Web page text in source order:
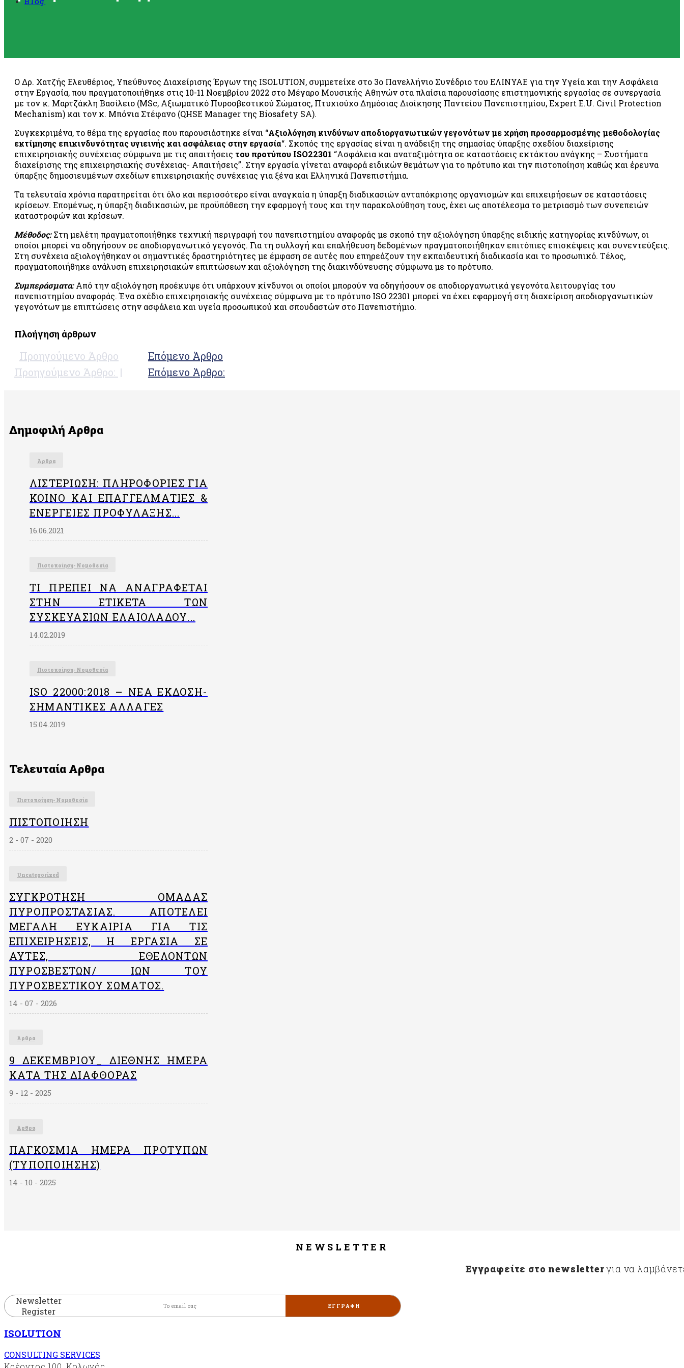
2»
«ISO 45001»
Council®)
της δωροδοκίας
Ο Δρ. Χατζής Ελευθέριος, Υπεύθυνος Διαχείρισης Έργων της ISOLUTION, συμμετείχε στο 3ο Πανελλήνιο Συνέδριο του ΕΛΙΝΥΑΕ για την Υγεία και την Ασφάλεια
στην Εργασία, που πραγματοποιήθηκε στις 10-11 Νοεμβρίου 2022 στο Μέγαρο Μουσικής Αθηνών στα πλαίσια παρουσίασης επιστημονικής εργασίας σε συνεργασία
με τον κ. Μαρτζάκλη Βασίλειο (MSc, Αξιωματικό Πυροσβεστικού Σώματος, Πτυχιούχο Δημόσιας Διοίκησης Παντείου Πανεπιστημίου, Expert E.U. Civil Protection
Mechanism) και τον κ. Μπόνια Στέφανο (QHSE Manager της Biosafety SA).
Συγκεκριμένα, το θέμα της εργασίας που παρουσιάστηκε είναι “Αξιολόγηση κινδύνων αποδιοργανωτικών γεγονότων με χρήση προσαρμοσμένης μεθοδολογίας
εκτίμησης επικινδυνότητας υγιεινής και ασφάλειας στην εργασία“. Σκοπός της εργασίας είναι η ανάδειξη της σημασίας ύπαρξης σχεδίου διαχείρισης
επιχειρησιακής συνέχειας σύμφωνα με τις απαιτήσεις του προτύπου ISO22301 “Ασφάλεια και αναταξιμότητα σε καταστάσεις εκτάκτου ανάγκης – Συστήματα
διαχείρισης της επιχειρησιακής συνέχειας- Απαιτήσεις”. Στην εργασία γίνεται αναφορά ειδικών θεμάτων για το πρότυπο και την πιστοποίηση καθώς και έρευνα
ύπαρξης δημοσιευμένων σχεδίων επιχειρησιακής συνέχειας για ξένα και Ελληνικά Πανεπιστήμια.
Τα τελευταία χρόνια παρατηρείται ότι όλο και περισσότερο είναι αναγκαία η ύπαρξη διαδικασιών ανταπόκρισης οργανισμών και επιχειρήσεων σε καταστάσεις
κρίσεων. Επομένως, η ύπαρξη διαδικασιών, με προϋπόθεση την εφαρμογή τους και την παρακολούθηση τους, έχει ως αποτέλεσμα το μετριασμό των συνεπειών
καταστροφών και κρίσεων.
Μέθοδος: Στη μελέτη πραγματοποιήθηκε τεχνική περιγραφή του πανεπιστημίου αναφοράς με σκοπό την αξιολόγηση ύπαρξης ειδικής κατηγορίας κινδύνων, οι
οποίοι μπορεί να οδηγήσουν σε αποδιοργανωτικό γεγονός. Για τη συλλογή και επαλήθευση δεδομένων πραγματοποιήθηκαν επιτόπιες επισκέψεις και συνεντεύξεις.
Στη συνέχεια αξιολογήθηκαν οι σημαντικές δραστηριότητες με έμφαση σε αυτές που επηρεάζουν την εκπαιδευτική διαδικασία και το προσωπικό. Τέλος,
πραγματοποιήθηκε ανάλυση επιχειρησιακών επιπτώσεων και αξιολόγηση της διακινδύνευσης σύμφωνα με το πρότυπο.
Συμπεράσματα: Από την αξιολόγηση προέκυψε ότι υπάρχουν κίνδυνοι οι οποίοι μπορούν να οδηγήσουν σε αποδιοργανωτικά γεγονότα λειτουργίας του
πανεπιστημίου αναφοράς. Ένα σχέδιο επιχειρησιακής συνέχειας σύμφωνα με το πρότυπο ISO 22301 μπορεί να έχει εφαρμογή στη διαχείριση αποδιοργανωτικών
γεγονότων με επιπτώσεις στην ασφάλεια και υγεία προσωπικού και σπουδαστών στο Πανεπιστήμιο.
Πλοήγηση άρθρων
Προηγούμενο Άρθρο
Προηγούμενο Άρθρο:
Επόμενο Άρθρο
Επόμενο Άρθρο:
Δημοφιλή Αρθρα
Άρθρα
ΛΙΣΤΕΡΊΩΣΗ: ΠΛΗΡΟΦΟΡΊΕΣ ΓΙΑ
ΚΟΙΝΌ ΚΑΙ ΕΠΑΓΓΕΛΜΑΤΊΕΣ &
ΕΝΈΡΓΕΙΕΣ ΠΡΟΦΎΛΑΞΗΣ...
16.06.2021
Πιστοποίηση- Νομοθεσία
ΤΙ ΠΡΈΠΕΙ ΝΑ ΑΝΑΓΡΆΦΕΤΑΙ
ΣΤΗΝ EΤΙΚΈΤΑ ΤΩΝ
ΣΥΣΚΕΥΑΣΙΏΝ ΕΛΑΙΟΛΆΔΟΥ...
14.02.2019
Πιστοποίηση- Νομοθεσία
ISO 22000:2018 – ΝΈΑ ΈΚΔΟΣΗ-
ΣΗΜΑΝΤΙΚΈΣ ΑΛΛΑΓΈΣ
15.04.2019
Τελευταία Αρθρα
Πιστοποίηση- Νομοθεσία
ΠΙΣΤΟΠΟΊΗΣΗ
2 - 07 - 2020
Uncategorized
ΣΥΓΚΡΌΤΗΣΗ ΟΜΆΔΑΣ
ΠΥΡΟΠΡΟΣΤΑΣΊΑΣ. ΑΠΟΤΕΛΕΊ
ΜΕΓΆΛΗ ΕΥΚΑΙΡΊΑ ΓΙΑ ΤΙΣ
ΕΠΙΧΕΙΡΉΣΕΙΣ, Η ΕΡΓΑΣΊΑ ΣΕ
ΑΥΤΈΣ, ΕΘΕΛΟΝΤΏΝ
ΠΥΡΟΣΒΕΣΤΏΝ/ ΙΏΝ ΤΟΥ
ΠΥΡΟΣΒΕΣΤΙΚΟΎ ΣΏΜΑΤΟΣ.
14 - 07 - 2026
Άρθρα
9 ΔΕΚΕΜΒΡΙΟΥ_ ΔΙΕΘΝΗΣ ΗΜΕΡΑ
ΚΑΤΑ ΤΗΣ ΔΙΑΦΘΟΡΑΣ
9 - 12 - 2025
Άρθρα
ΠΑΓΚΌΣΜΙΑ ΗΜΈΡΑ ΠΡΟΤΎΠΩΝ
(ΤΥΠΟΠΟΊΗΣΗΣ)
14 - 10 - 2025
NEWSLETTER
Εγγραφείτε στο newsletterγια να
Newsletter
Register
ISOLUTION
CONSULTING SERVICES